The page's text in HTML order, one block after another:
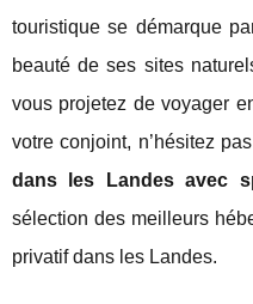
touristique se démarque
beauté de ses sites
vous projetez de voyager
votre conjoint, n’hésitez
dans les Landes avec
sélection des meilleurs
privatif dans les Landes.